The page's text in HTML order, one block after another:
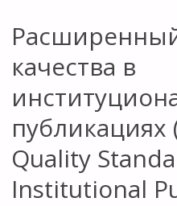
качества в
публикациях
Quality
Institutional